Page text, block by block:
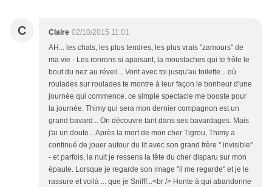
C Claire 02/10/2015 11:01
AH... les chats, les plus tendres, les plus vrais "zamours" de
ma vie - Les ronrons si apaisant, la moustaches qui te frôle le
bout du nez au réveil... Vont avec toi jusqu'au toilette... où
roulades sur roulades te montre à leur façon le bonheur d'une
journée qui commence. ce simple spectacle me booste pour
la journée. Thimy qui sera mon dernier compagnon est un
grand bavard... On découvre tant dans ses bavardages. Mais
j'ai un doute... Après la mort de mon cher Tigrou, Thimy a
continué de jouer autour du lit avec son grand frère " invisible"
- et parfois, la nuit je ressens la tête du cher disparu sur mon
épaule. Lorsque je regarde son image "il me regarde" et je le
rassure et voilà ... que je Snifff...<br /> Honte à qui abandonne